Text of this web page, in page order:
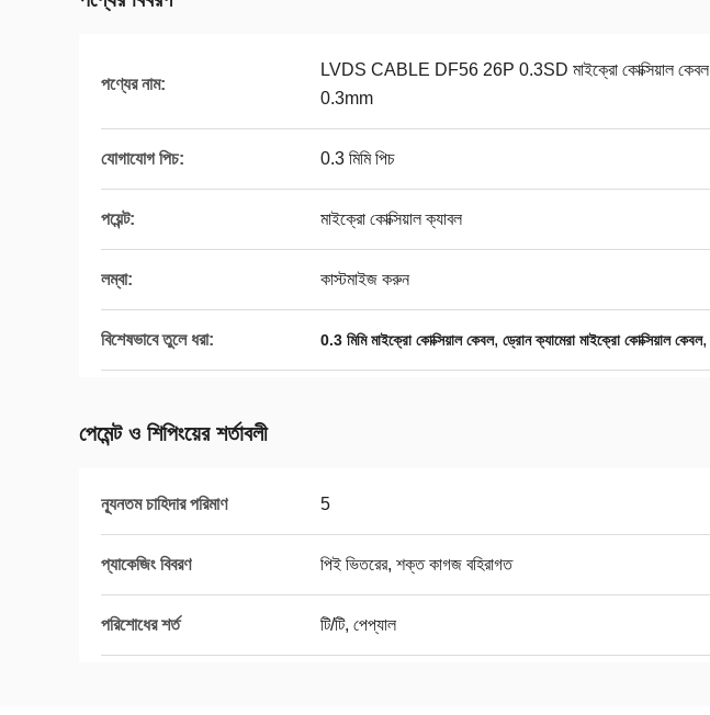
পণ্যের নাম:
LVDS CABLE DF56 26P 0.3SD মাইক্রো কোক্সিয়াল কেবল
0.3mm
যোগাযোগ পিচ: 0.3 মিমি পিচ
পয়েন্ট: মাইক্রো কোক্সিয়াল ক্যাবল
লম্বা: কাস্টমাইজ করুন
বিশেষভাবে তুলে ধরা: 0.3 মিমি মাইক্রো কোক্সিয়াল কেবল, ড্রোন ক্যামেরা মাইক্রো কোক্সিয়াল কেবল,
পেমেন্ট ও শিপিংয়ের শর্তাবলী
ন্যূনতম চাহিদার পরিমাণ 5
প্যাকেজিং বিবরণ পিই ভিতরের, শক্ত কাগজ বহিরাগত
পরিশোধের শর্ত টি/টি, পেপ্যাল